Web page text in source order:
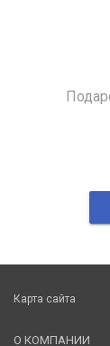
Карта сайта
О КОМПАНИИ